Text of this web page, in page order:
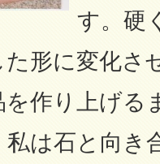
す。硬
形に変化さ
を作り上げる
私は石と向き